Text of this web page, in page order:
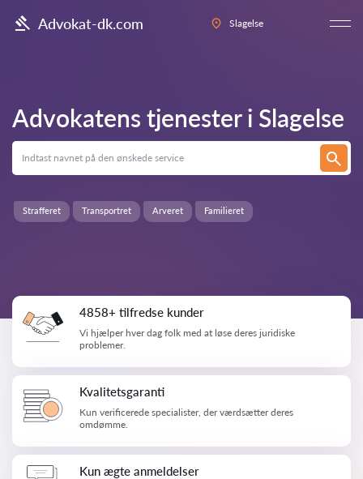
Advokat-dk.com Slagelse
Advokatens tjenester i Slagelse
Familieret
Strafferet Transportret Arveret
4858+ tilfredse kunder
Vi hjælper hver dag folk med at løse deres juridiske
problemer.
Kvalitetsgaranti
Kun verificerede specialister, der værdsætter deres
omdømme.
Kun ægte anmeldelser